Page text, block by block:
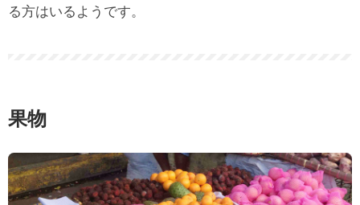
る方はいるようです。
果物